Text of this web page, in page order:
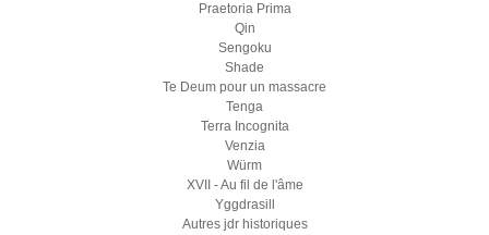
Praetoria Prima
Qin
Sengoku
Shade
Te Deum pour un massacre
Tenga
Terra Incognita
Venzia
Würm
XVII - Au fil de l'âme
Yggdrasill
Autres jdr historiques